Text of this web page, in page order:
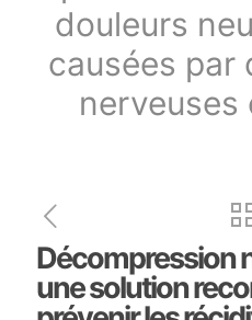
douleurs
causées par
nerveuses
Décompression
une solution